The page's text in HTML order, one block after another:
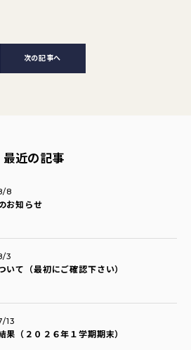
次の記事へ
最近の記事
お知らせ
8
いて（最初にご確認下さい）
3
果（２０２６年１学期期末）
13